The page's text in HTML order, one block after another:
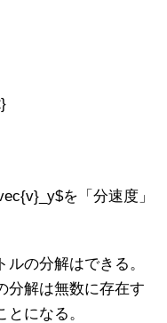
を「分速度」
の分解はできる。
分解は無数に存在す
になる。